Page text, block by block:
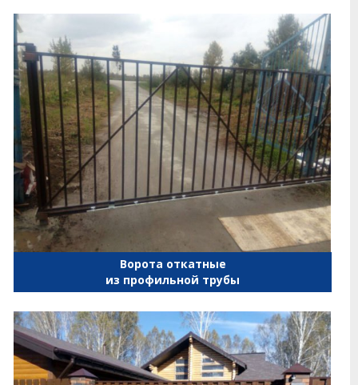
Ворота откатные
из профильной трубы